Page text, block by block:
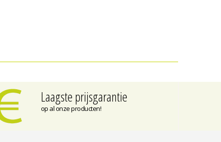
Laagste prijsgarantie
op al onze producten!